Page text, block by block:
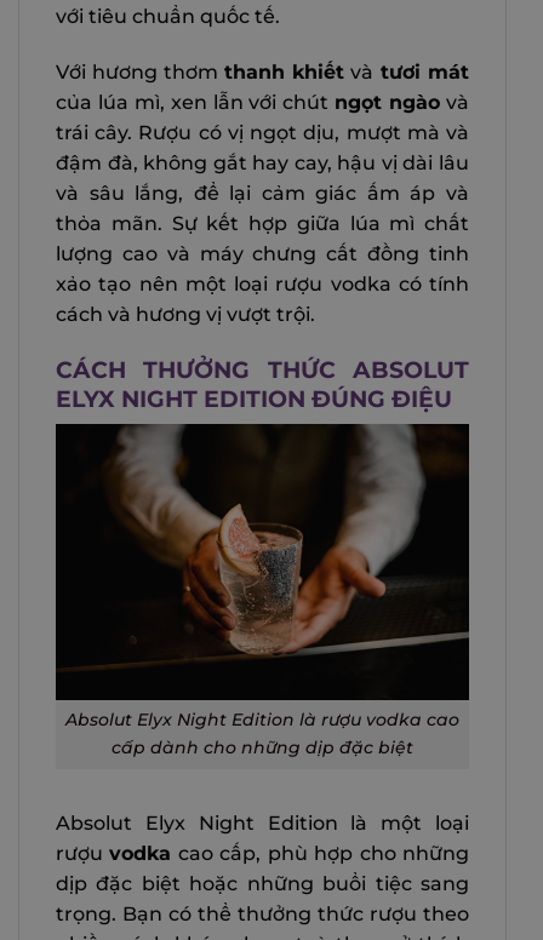
với tiêu chuẩn quốc tế.
Với hương thơm thanh khiết và tươi mát
của lúa mì, xen lẫn với chút ngọt ngào và
trái cây. Rượu có vị ngọt dịu, mượt mà và
đậm đà, không gắt hay cay, hậu vị dài lâu
và sâu lắng, để lại cảm giác ấm áp và
thỏa mãn. Sự kết hợp giữa lúa mì chất
lượng cao và máy chưng cất đồng tinh
xảo tạo nên một loại rượu vodka có tính
cách và hương vị vượt trội.
CÁCH THƯỞNG THỨC ABSOLUT
ELYX NIGHT EDITION ĐÚNG ĐIỆU
Absolut Elyx Night Edition là rượu vodka cao
cấp dành cho những dịp đặc biệt
Absolut Elyx Night Edition là một loại
rượuvodka cao cấp, phù hợp cho những
dịp đặc biệt hoặc những buổi tiệc sang
trọng. Bạn có thể thưởng thức rượu theo